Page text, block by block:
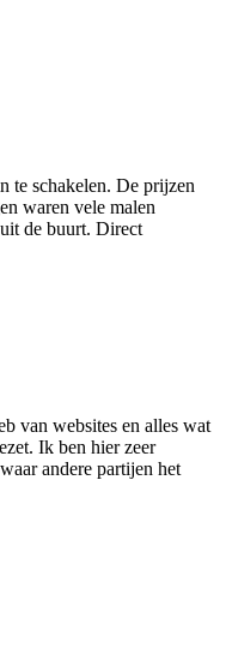
te schakelen. De prijzen
waren vele malen
de buurt. Direct
van websites en alles wat
Ik ben hier zeer
andere partijen het